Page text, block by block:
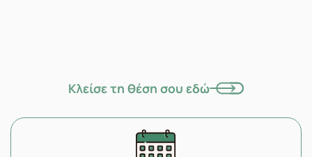
Κλείσε τη θέση σου εδώ